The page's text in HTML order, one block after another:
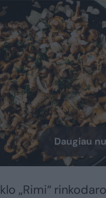
Daugiau
„Rimi“